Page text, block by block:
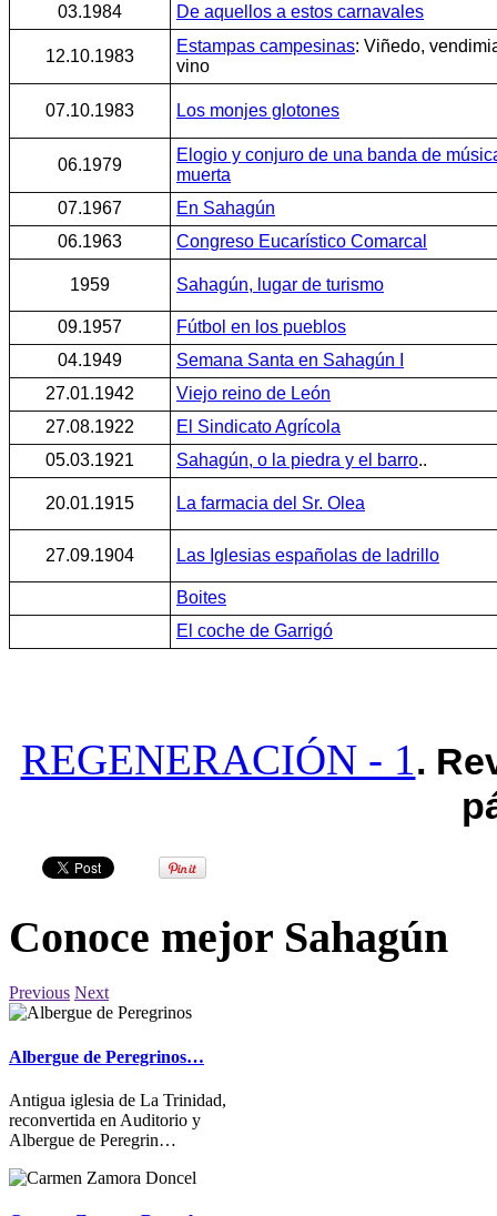
03.1984
De aquellos a estos carnavales
12.10.1983
Estampas campesinas: Viñedo,
vino
07.10.1983 Los monjes glotones
06.1979
Elogio y conjuro de una banda de
muerta
07.1967
En Sahagún
06.1963
Congreso Eucarístico Comarcal
1959 Sahagún, lugar de turismo
09.1957
Fútbol en los pueblos
04.1949
Semana Santa en Sahagún I
27.01.1942
Viejo reino de León
27.08.1922
El Sindicato Agrícola
05.03.1921
Sahagún, o la piedra y el barro..
20.01.1915 La farmacia del Sr. Olea
27.09.1904 Las Iglesias españolas de ladrillo
Boites
El coche de Garrigó
REGENERACIÓN - 1.
Conoce mejor Sahagún
Previous Next
Albergue de Peregrinos…
Antigua iglesia de La Trinidad,
reconvertida en Auditorio y
Albergue de Peregrin…